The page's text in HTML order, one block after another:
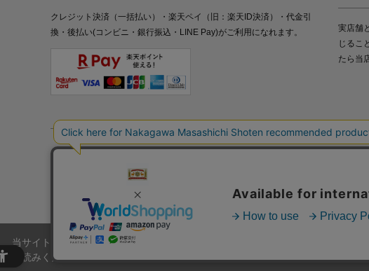
クレジット決済（一括払い）・楽天ペイ（旧：楽天ID決済）・代金引
換・後払い(コンビニ・銀行振込・LINE Pay)がご利用になれます。
実店舗
じるこ
たら当
プライバシーポリシー
当サイトでは、当サイト内における閲覧履歴・属性情報などの取得および利便
お読みください。